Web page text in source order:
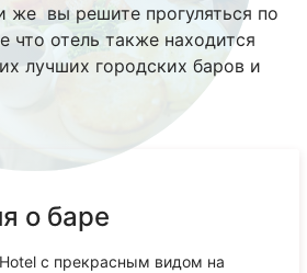
же вы решите прогуляться по
что отель также находится
лучших городских баров и
о баре
с прекрасным видом на